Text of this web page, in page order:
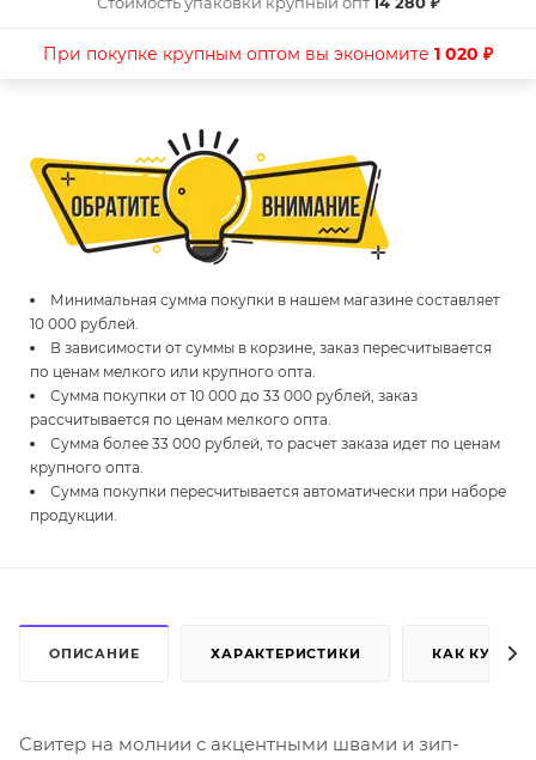
При покупке крупным оптом вы экономите 1 020 ₽
Минимальная сумма покупки в нашем магазине составляет
10 000 рублей.
В зависимости от суммы в корзине, заказ пересчитывается
по ценам мелкого или крупного опта.
Сумма покупки от 10 000 до 33 000 рублей, заказ
рассчитывается по ценам мелкого опта.
Сумма более 33 000 рублей, то расчет заказа идет по ценам
крупного опта.
Сумма покупки пересчитывается автоматически при наборе
продукции.
ОПИСАНИЕ ХАРАКТЕРИСТИКИ КАК КУПИТЬ
Свитер на молнии с акцентными швами и зип-